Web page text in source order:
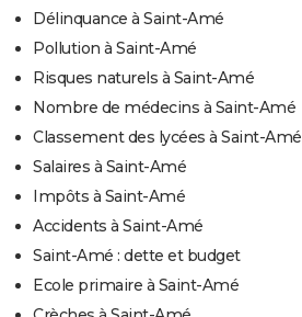
Délinquance à Saint-Amé
Pollution à Saint-Amé
Risques naturels à Saint-Amé
Nombre de médecins à Saint-Amé
Classement des lycées à Saint-Amé
Salaires à Saint-Amé
Impôts à Saint-Amé
Accidents à Saint-Amé
Saint-Amé : dette et budget
Ecole primaire à Saint-Amé